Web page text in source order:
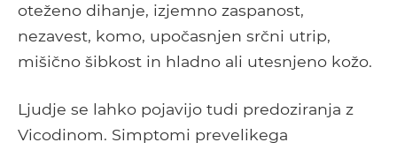
oteženo dihanje, izjemno zaspanost,
nezavest, komo, upočasnjen srčni utrip,
mišično šibkost in hladno ali utesnjeno kožo.
Ljudje se lahko pojavijo tudi predoziranja z
Vicodinom. Simptomi prevelikega